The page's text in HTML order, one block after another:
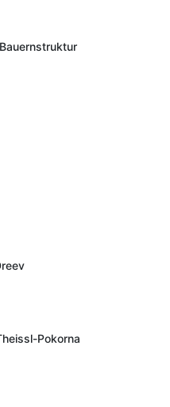
Pokorna